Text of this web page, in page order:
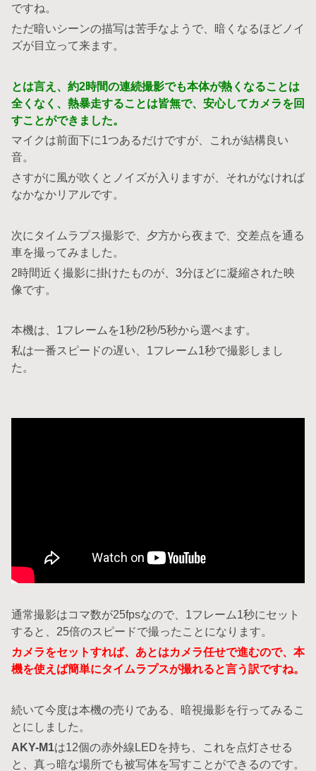
ですね。
ただ暗いシーンの描写は苦手なようで、暗くなるほどノイ
ズが目立って来ます。
とは言え、約2時間の連続撮影でも本体が熱くなることは
全くなく、熱暴走することは皆無で、安心してカメラを回
すことができました。
マイクは前面下に1つあるだけですが、これが結構良い
音。
さすがに風が吹くとノイズが入りますが、それがなければ
なかなかリアルです。
次にタイムラプス撮影で、夕方から夜まで、交差点を通る
車を撮ってみました。
2時間近く撮影に掛けたものが、3分ほどに凝縮された映
像です。
本機は、1フレームを1秒/2秒/5秒から選べます。
私は一番スピードの遅い、1フレーム1秒で撮影しまし
た。
通常撮影はコマ数が25fpsなので、1フレーム1秒にセット
すると、25倍のスピードで撮ったことになります。
カメラをセットすれば、あとはカメラ任せで進むので、本
機を使えば簡単にタイムラプスが撮れると言う訳ですね。
続いて今度は本機の売りである、暗視撮影を行ってみるこ
とにしました。
AKY-M1は12個の赤外線LEDを持ち、これを点灯させる
と、真っ暗な場所でも被写体を写すことができるのです。